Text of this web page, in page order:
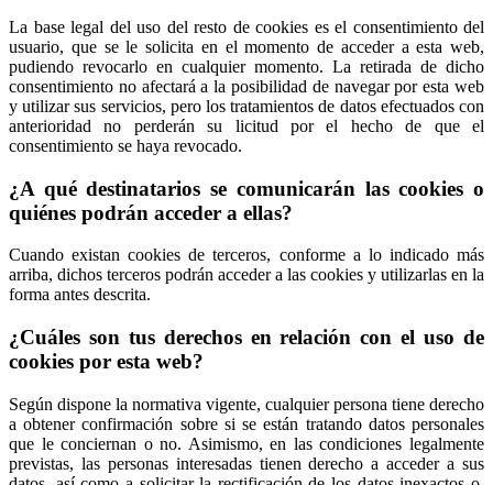
La base legal del uso del resto de cookies es el consentimiento del
usuario, que se le solicita en el momento de acceder a esta web,
pudiendo revocarlo en cualquier momento. La retirada de dicho
consentimiento no afectará a la posibilidad de navegar por esta web
y utilizar sus servicios, pero los tratamientos de datos efectuados con
anterioridad no perderán su licitud por el hecho de que el
consentimiento se haya revocado.
¿A qué destinatarios se comunicarán las cookies o
quiénes podrán acceder a ellas?
Cuando existan cookies de terceros, conforme a lo indicado más
arriba, dichos terceros podrán acceder a las cookies y utilizarlas en la
forma antes descrita.
¿Cuáles son tus derechos en relación con el uso de
cookies por esta web?
Según dispone la normativa vigente, cualquier persona tiene derecho
a obtener confirmación sobre si se están tratando datos personales
que le conciernan o no. Asimismo, en las condiciones legalmente
previstas, las personas interesadas tienen derecho a acceder a sus